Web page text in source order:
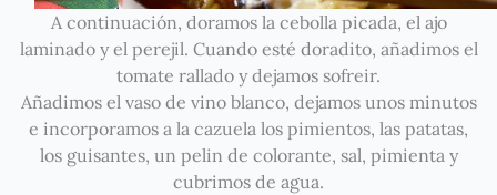
A continuación, doramos la cebolla picada, el ajo
laminado y el perejil. Cuando esté doradito, añadimos el
tomate rallado y dejamos sofreir.
Añadimos el vaso de vino blanco, dejamos unos minutos
e incorporamos a la cazuela los pimientos, las patatas,
los guisantes, un pelin de colorante, sal, pimienta y
cubrimos de agua.